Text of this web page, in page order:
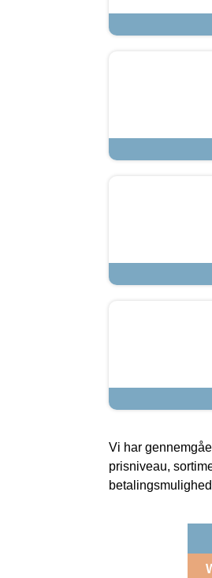
Vi har
prisniveau,